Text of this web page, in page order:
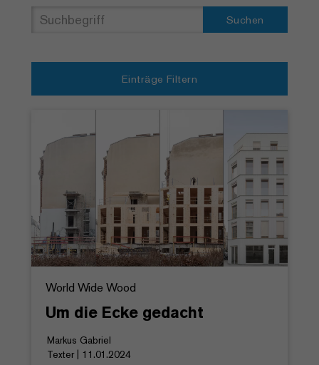
Suchen
Einträge Filtern
World Wide Wood
Um die Ecke gedacht
Markus Gabriel
Texter | 11.01.2024